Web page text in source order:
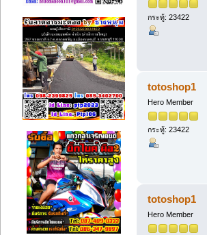
กระทู้: 23422
totoshop1
Hero Member
กระทู้: 23422
totoshop1
Hero Member